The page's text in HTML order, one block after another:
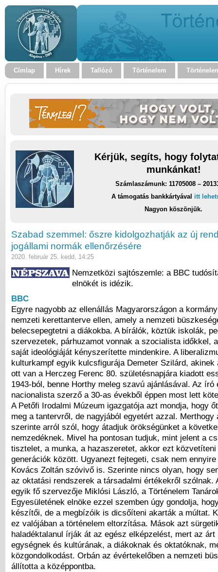
Címlap Hírek Tallózó Történelem
Kérjük, segíts, hogy
munkánkat!
Számlaszámunk: 11705008 –
A támogatás bankkártyával itt
Nagyon köszönjük.
Szabad szemmel: őszre kidolgozhatják az új
jogállami normák ellenőrzésére
2020. február 25. kedd, 14:25
Nemzetközi sajtószemle: a BBC
elnökét is idézik.
BBC
Egyre nagyobb az ellenállás Magyarországon a
nemzeti kerettanterve ellen, amely a nemzeti
belecsepegtetni a diákokba. A bírálók, köztük iskolák,
szervezetek, párhuzamot vonnak a szocialista időkkel,
saját ideológiáját kényszerítette mindenkire. A
kulturkampf egyik kulcsfigurája Demeter Szilárd, akinek
ott van a Herczeg Ferenc 80. születésnapjára kiadott
1943-ból, benne Horthy meleg szavú ajánlásával. Az író
nacionalista szerző a 30-as évekből éppen most lett
A Petőfi Irodalmi Múzeum igazgatója azt mondja, hogy
meg a tantervről, de nagyjából egyetért azzal. Merthogy
szerinte arról szól, hogy átadjuk örökségünket a
nemzedéknek. Mivel ha pontosan tudjuk, mint jelent a
tisztelet, a munka, a hazaszeretet, akkor ezt
generációk között. Ugyanezt fejtegeti, csak nem
Kovács Zoltán szóvivő is. Szerinte nincs olyan, hogy
az oktatási rendszerek a társadalmi értékekről szólnak.
egyik fő szervezője Miklósi László, a Történelem
Egyesületének elnöke ezzel szemben úgy gondolja,
készítői, de a megbízóik is dicsőíteni akarták a múltat.
ez valójában a történelem eltorzítása. Mások azt
haladéktalanul írják át az egész elképzelést, mert az árt
egységnek és kultúrának, a diákoknak és oktatóknak,
közgondolkodást. Orbán az évértekelőben a nemzeti
állította a középpontba.